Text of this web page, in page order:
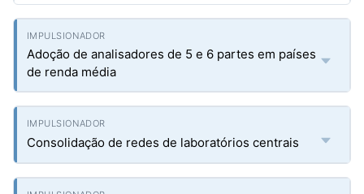
Adoção de analisadores de 5 e 6 partes em países
de renda média
Consolidação de redes de laboratórios centrais